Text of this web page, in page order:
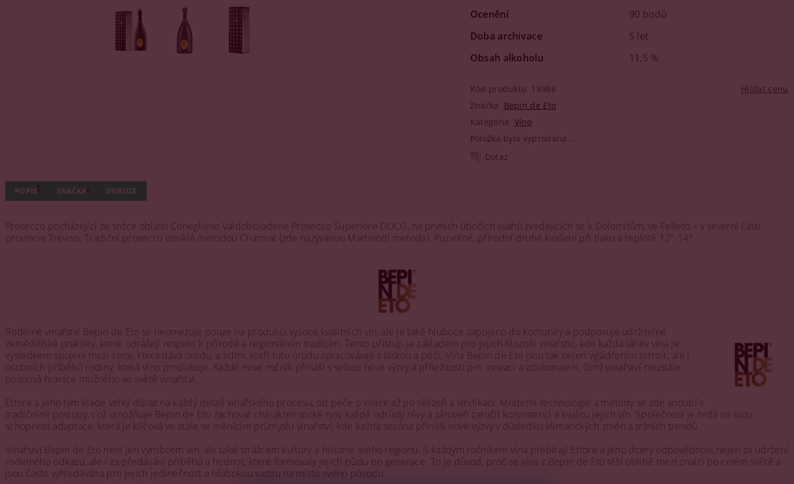
Ocenění
90 bodů
Doba archivace
5 let
Obsah alkoholu
11,5 %
Kód produktu
18986
Značka Bepin de Eto
Kategorie Víno
Položka byla vyprodána...
Hlídat cenu
Dotaz
POPIS ZNAČKA DISKUZE
Prosecco pocházející ze srdce oblasti Conegliano Valdobbiadene Prosecco Superiore DOCG, na prvních úbočích svahů zvedajících se k Dolomitům, ve Felleto – v severní části
provincie Treviso. Tradiční prosecco vzniklé metodou Charmat (zde nazývanou Martinotti metoda). Pozvolné, přírodní druhé kvašení při tlaku a teplotě 12°-14°.
Rodinné vinařství Bepin de Eto se neomezuje pouze na produkci vysoce kvalitních vín, ale je také hluboce zapojeno do komunity a podporuje udržitelné
zemědělské praktiky, které odrážejí respekt k přírodě a regionálním tradicím. Tento přístup je základem pro jejich filozofii vinařství, kde každá láhev vína je
výsledkem spojení mezi zemí, která dává úrodu, a lidmi, kteří tuto úrodu zpracovávají s láskou a péčí. Vína Bepin de Eto jsou tak nejen vyjádřením terroir, ale i
osobních příběhů rodiny, která víno produkuje. Každé nové ročník přináší s sebou nové výzvy a příležitosti pro inovaci a zdokonalení, čímž vinařství neustále
posouvá hranice možného ve světě vinařství.
Ettore a jeho tým klade velký důraz na každý detail vinařského procesu, od péče o vinice až po sklizeň a vinifikaci. Moderní technologie a metody se zde snoubí s
tradičními postupy, což umožňuje Bepin de Eto zachovat charakteristické rysy každé odrůdy révy a zároveň zaručit konzistenci a kvalitu jejich vín. Společnost je hrdá na svou
schopnost adaptace, která je klíčová ve stále se měnícím průmyslu vinařství, kde každá sezóna přináší nové výzvy v důsledku klimatických změn a tržních trendů.
Vinařství Bepin de Eto není jen výrobcem vín, ale také strážcem kultury a historie svého regionu. S každým ročníkem vína přebírají Ettore a jeho dcery odpovědnost nejen za udržení
rodinného odkazu, ale i za předávání příběhů a hodnot, které formovaly jejich půdu po generace. To je důvod, proč se vína z Bepin de Eto těší oblibě mezi znalci po celém světě a
jsou často vyhledávána pro jejich jedinečnost a hlubokou vazbu na místo svého původu.